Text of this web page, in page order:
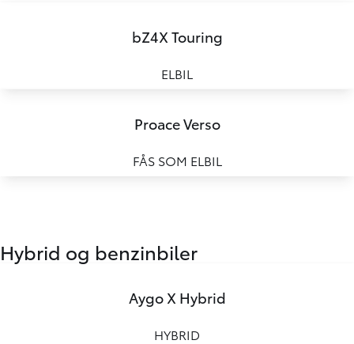
bZ4X Touring
ELBIL
Proace Verso
FÅS SOM ELBIL
Hybrid og benzinbiler
Aygo X Hybrid
HYBRID